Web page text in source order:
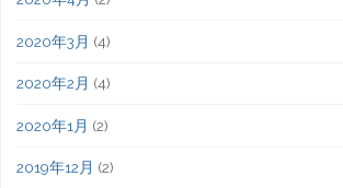
2020年3月 (4)
2020年2月 (4)
2020年1月 (2)
2019年12月 (2)